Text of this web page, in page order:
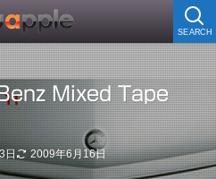
SEARCH
Mixed Tape
日 2009年6月16日